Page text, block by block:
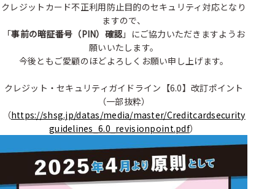
クレジットカード不正利用防止目的のセキュリティ対応となり
ますので、
「事前の暗証番号（PIN）確認」にご協力いただきますようお
願いいたします。
今後ともご愛顧のほどよろしくお願い申し上げます。
クレジット・セキュリティガイドライン【6.0】改訂ポイント
（一部抜粋）
（https://shsg.jp/datas/media/master/Creditcardsecurity
guidelines_6.0_revisionpoint.pdf）